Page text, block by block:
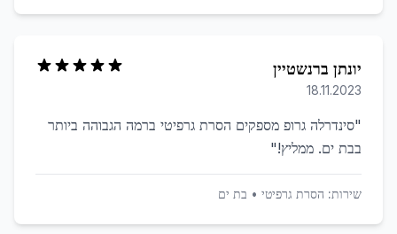
יונתן ברנשטיין
18.11.2023
"סינדרלה גרופ מספקים הסרת גרפיטי ברמה הגבוהה ביותר
בבת ים. ממליץ!"
שירות: הסרת גרפיטי • בת ים